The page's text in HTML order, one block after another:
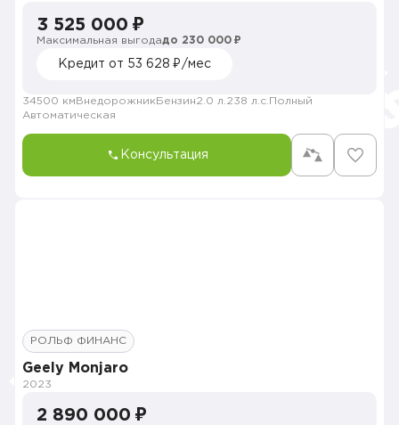
3 525 000 ₽
Максимальная выгодадо 230 000 ₽
Кредит от 53 628 ₽/мес
34500 км Внедорожник Бензин2.0 л. 238 л.с. Полный
Автоматическая
Консультация
РОЛЬФ ФИНАНС
Geely Monjaro
2023
2 890 000 ₽